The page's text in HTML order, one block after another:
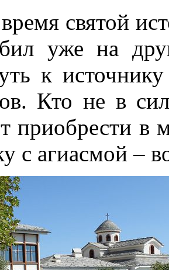
святой
уже на
к
Кто не в
приобрести в
с агиасмой –